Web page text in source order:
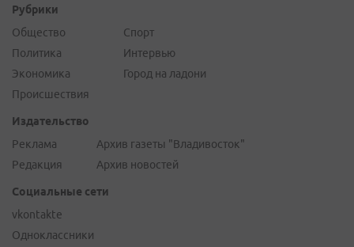
Рубрики
Общество
Политика
Экономика
Происшествия
Спорт
Интервью
Город на ладони
Издательство
Реклама
Редакция
Архив газеты "Владивосток"
Архив новостей
Социальные сети
vkontakte
Одноклассники